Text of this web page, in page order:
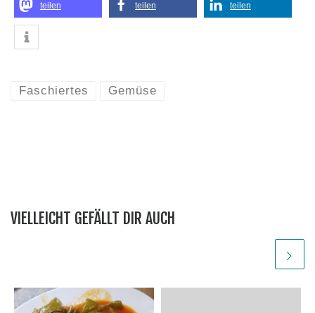
teilen teilen teilen
Faschiertes Gemüse
VIELLEICHT GEFÄLLT DIR AUCH